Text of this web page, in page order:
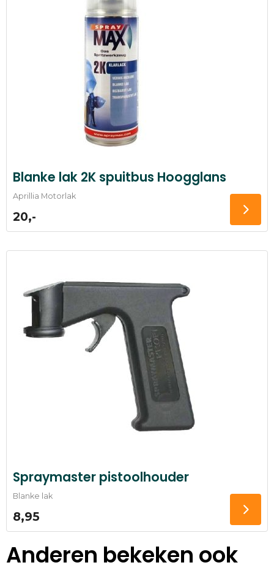
Blanke lak 2K spuitbus Hoogglans
Aprillia Motorlak
20,-
Spraymaster pistoolhouder
Blanke lak
8,95
Anderen bekeken ook